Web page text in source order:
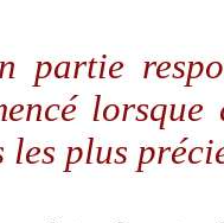
partie
les plus